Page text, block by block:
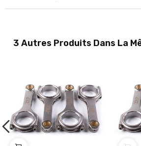
3 Autres Produits Dans La